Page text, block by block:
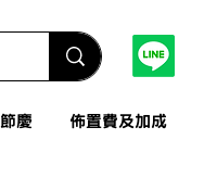
節慶 佈置費及加成